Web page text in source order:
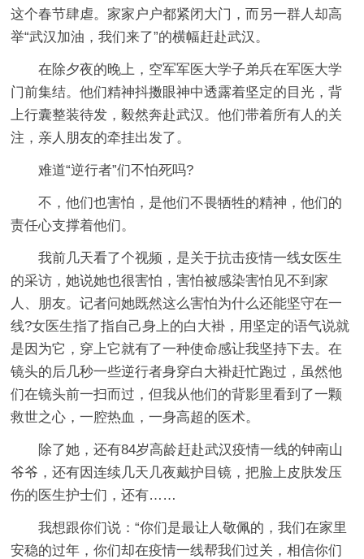
这个春节肆虐。家家户户都紧闭大门，而另一群人却高
举“武汉加油，我们来了”的横幅赶赴武汉。
在除夕夜的晚上，空军军医大学子弟兵在军医大学
门前集结。他们精神抖擞眼神中透露着坚定的目光，背
上行囊整装待发，毅然奔赴武汉。他们带着所有人的关
注，亲人朋友的牵挂出发了。
难道“逆行者”们不怕死吗?
不，他们也害怕，是他们不畏牺牲的精神，他们的
责任心支撑着他们。
我前几天看了个视频，是关于抗击疫情一线女医生
的采访，她说她也很害怕，害怕被感染害怕见不到家
人、朋友。记者问她既然这么害怕为什么还能坚守在一
线?女医生指了指自己身上的白大褂，用坚定的语气说就
是因为它，穿上它就有了一种使命感让我坚持下去。在
镜头的后几秒一些逆行者身穿白大褂赶忙跑过，虽然他
们在镜头前一扫而过，但我从他们的背影里看到了一颗
救世之心，一腔热血，一身高超的医术。
除了她，还有84岁高龄赶赴武汉疫情一线的钟南山
爷爷，还有因连续几天几夜戴护目镜，把脸上皮肤发压
伤的医生护士们，还有……
我想跟你们说：“你们是最让人敬佩的，我们在家里
安稳的过年，你们却在疫情一线帮我们过关，相信你们